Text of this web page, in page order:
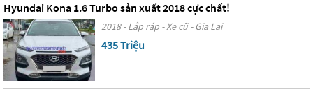
Hyundai Kona 1.6 Turbo sản xuất 2018 cực chất!
2018 - Lắp ráp - Xe cũ - Gia Lai
435 Triệu